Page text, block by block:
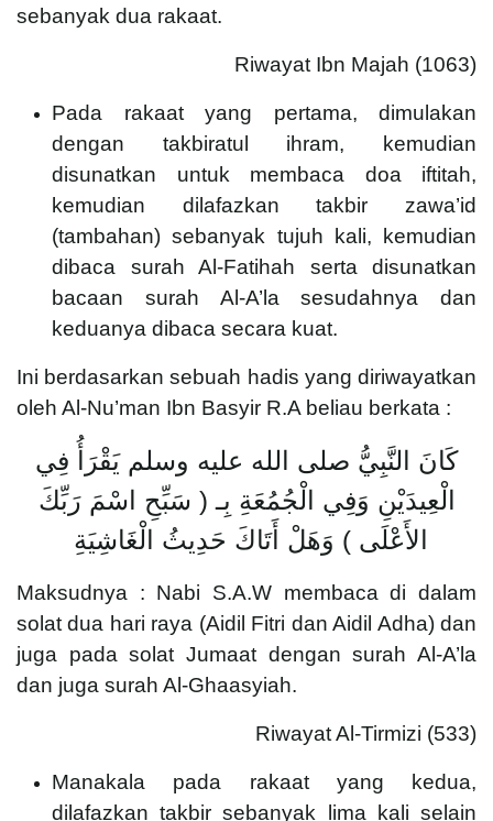
sebanyak dua rakaat.
Riwayat Ibn Majah (1063)
Pada rakaat yang pertama, dimulakan
dengan takbiratul ihram, kemudian
disunatkan untuk membaca doa iftitah,
kemudian dilafazkan takbir zawa’id
(tambahan) sebanyak tujuh kali, kemudian
dibaca surah Al-Fatihah serta disunatkan
bacaan surah Al-A’la sesudahnya dan
keduanya dibaca secara kuat.
Ini berdasarkan sebuah hadis yang diriwayatkan
oleh Al-Nu’man Ibn Basyir R.A beliau berkata :
كَانَ النَّبِيُّ صلى الله عليه وسلم يَقْرَأُ فِي
الْعِيدَيْنِ وَفِي الْجُمُعَةِ بِـ ‏(‏ سَبِّحِ اسْمَ رَبِّكَ
الأَعْلَى ‏)‏ وَ‏هَلْ أَتَاكَ حَدِيثُ الْغَاشِيَةِ ‏
Maksudnya : Nabi S.A.W membaca di dalam
solat dua hari raya (Aidil Fitri dan Aidil Adha) dan
juga pada solat Jumaat dengan surah Al-A’la
dan juga surah Al-Ghaasyiah.
Riwayat Al-Tirmizi (533)
Manakala pada rakaat yang kedua,
dilafazkan takbir sebanyak lima kali selain